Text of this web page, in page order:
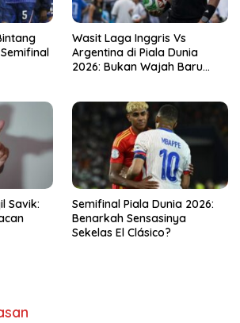
Wasit Laga Inggris Vs
Argentina di Piala Dunia
2026: Bukan Wajah Baru
Savik:
Semifinal Piala Dunia 2026:
Benarkah Sensasinya
Sekelas El Clásico?